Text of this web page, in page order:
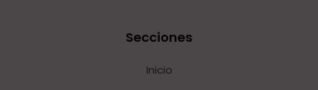
Secciones
Inicio